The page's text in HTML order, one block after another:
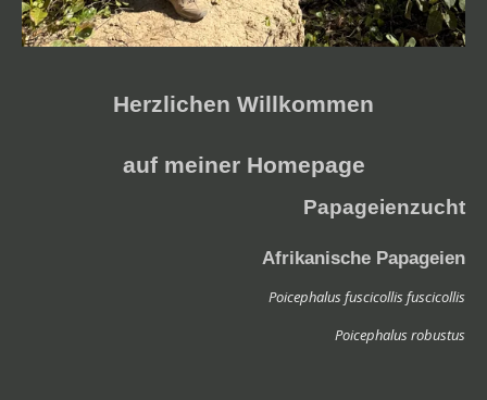
Herzlichen Willkommen
auf meiner Homepage
Papageienzucht
Afrikanische Papageien
Poicephalus fuscicollis fuscicollis
Poicephalus robustus